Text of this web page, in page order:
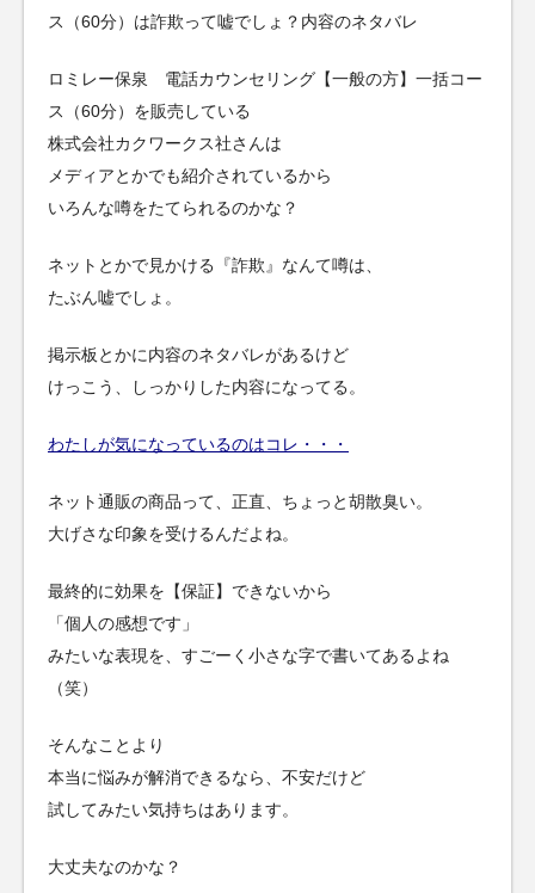
ス（60分）は詐欺って嘘でしょ？内容のネタバレ
ロミレー保泉 電話カウンセリング【一般の方】一括コー
ス（60分）を販売している
株式会社カクワークス社さんは
メディアとかでも紹介されているから
いろんな噂をたてられるのかな？
ネットとかで見かける『詐欺』なんて噂は、
たぶん嘘でしょ。
掲示板とかに内容のネタバレがあるけど
けっこう、しっかりした内容になってる。
わたしが気になっているのはコレ・・・
ネット通販の商品って、正直、ちょっと胡散臭い。
大げさな印象を受けるんだよね。
最終的に効果を【保証】できないから
「個人の感想です」
みたいな表現を、すごーく小さな字で書いてあるよね
（笑）
そんなことより
本当に悩みが解消できるなら、不安だけど
試してみたい気持ちはあります。
大丈夫なのかな？